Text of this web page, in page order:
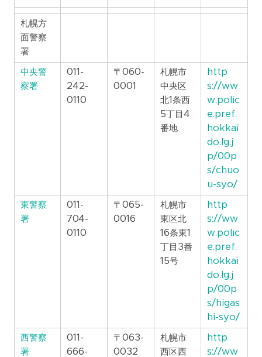
札幌方
面警察
署
中央警
察署
011-
242-
0110
〒060-
0001
札幌市
中央区
北1条西
5丁目4
番地
http
s://ww
w.polic
e.pref.
hokkai
do.lg.j
p/00p
s/chuo
u-syo/
東警察
署
011-
704-
0110
〒065-
0016
札幌市
東区北
16条東1
丁目3番
15号
http
s://ww
w.polic
e.pref.
hokkai
do.lg.j
p/00p
s/higas
hi-syo/
西警察
署
011-
666-
〒063-
0032
札幌市
西区西
http
s://ww